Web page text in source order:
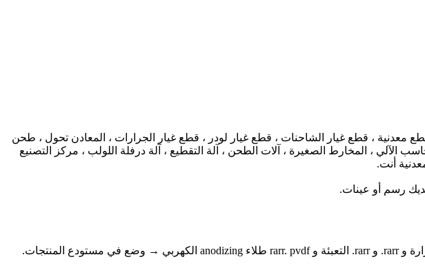
معدنية ، قطع غيار الشاحنات ، قطع غيار لودر ، قطع غيار الجرارات ، المعادن تحول ، طحن
الآلي ، المخارط الصغيرة ، آلات الطحن ، آلة التقطيع ، آلة درفلة اللولب ، مركز التصنيع
رسم أو عينات.